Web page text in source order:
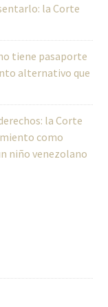
la Corte
tiene pasaporte
alternativo que
la Corte
como
niño venezolano